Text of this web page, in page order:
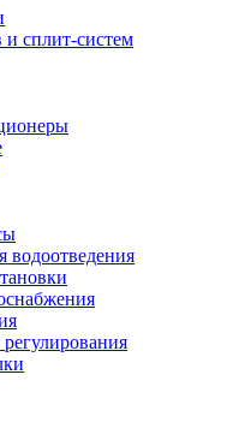
сплит-систем
водоотведения